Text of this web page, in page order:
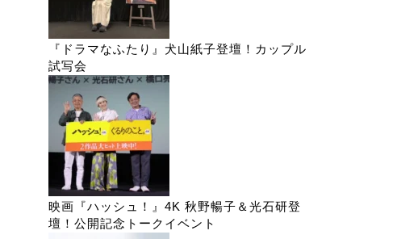
『ドラマなふたり』犬山紙子登壇！カップル
試写会
映画『ハッシュ！』4K 秋野暢子＆光石研登
壇！公開記念トークイベント